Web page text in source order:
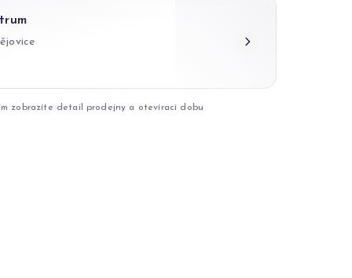
zobrazíte detail prodejny a otevírací dobu